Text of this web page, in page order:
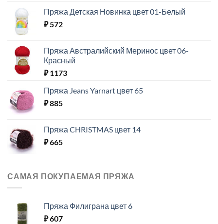
Пряжа Детская Новинка цвет 01-Белый
₽572
Пряжа Австралийский Меринос цвет 06-
Красный
₽1173
Пряжа Jeans Yarnart цвет 65
₽885
Пряжа CHRISTMAS цвет 14
₽665
САМАЯ ПОКУПАЕМАЯ ПРЯЖА
Пряжа Филиграна цвет 6
₽607